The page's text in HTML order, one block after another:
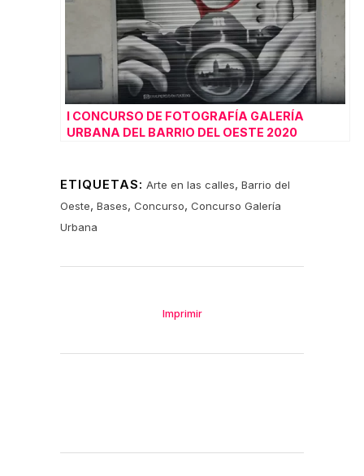
I CONCURSO DE FOTOGRAFÍA GALERÍA
URBANA DEL BARRIO DEL OESTE 2020
ETIQUETAS: Arte en las calles, Barrio del
Oeste, Bases, Concurso, Concurso Galería
Urbana
Imprimir